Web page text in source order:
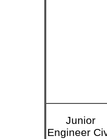
Junior
Engineer